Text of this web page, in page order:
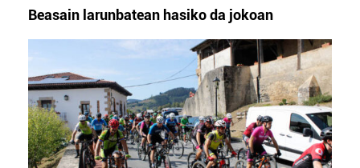
Beasain larunbatean hasiko da jokoan